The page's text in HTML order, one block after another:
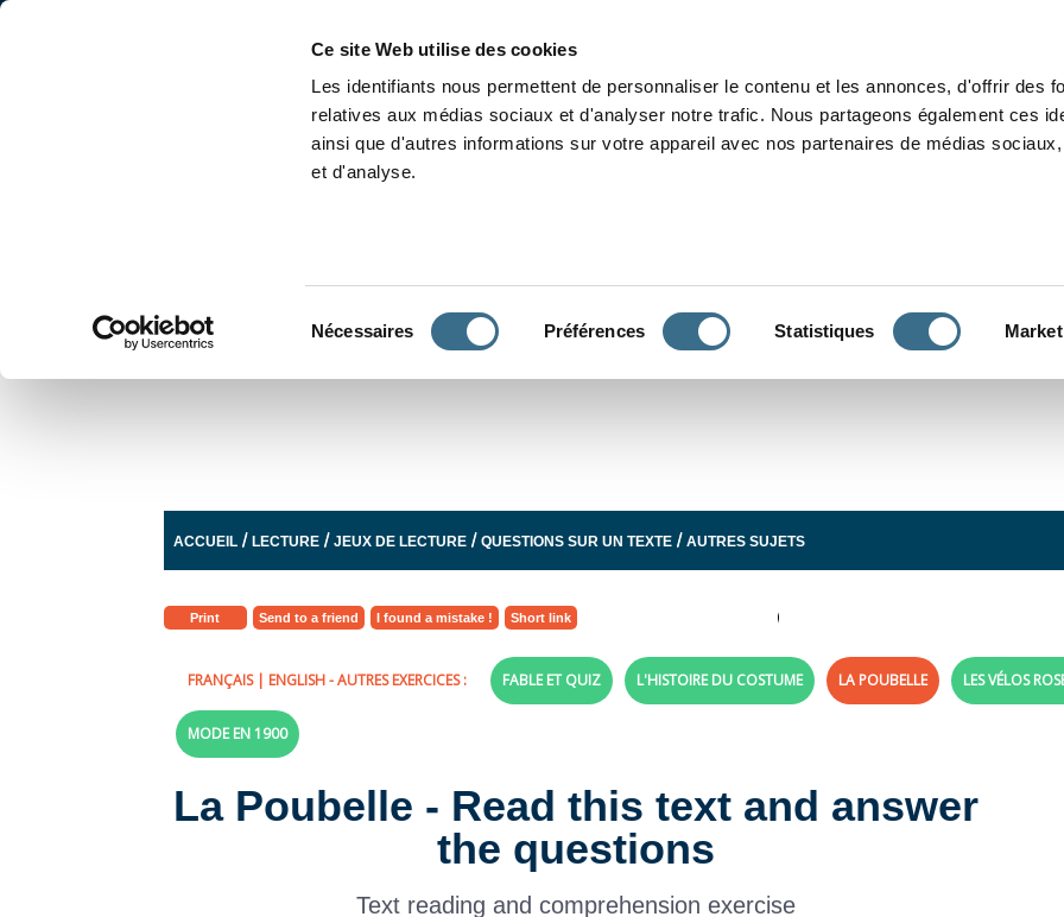
Ce site Web utilise des cookies
Les identifiants nous permettent de personnaliser le contenu et les annonces, d'offrir des
relatives aux médias sociaux et d'analyser notre trafic. Nous partageons également ces
ainsi que d'autres informations sur votre appareil avec nos partenaires de médias
et d'analyse.
Nécessaires Préférences Statistiques
ACCUEIL /LECTURE /JEUX DE LECTURE /QUESTIONS SUR UN TEXTE /AUTRES SUJETS
Print Send to a friend I found a mistake ! Short link
FRANÇAIS| ENGLISH- AUTRES EXERCICES : FABLE ET QUIZ L'HISTOIRE DU COSTUME LA POUBELLE LES VÉLOS
MODE EN 1900
La Poubelle - Read this text and answer
the questions
Text reading and comprehension exercise